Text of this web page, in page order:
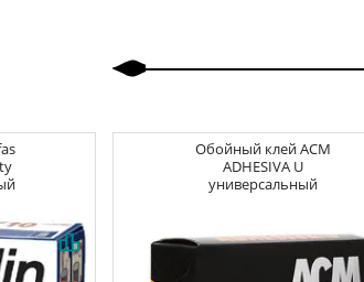
Обойный клейACM
ADHESIVA U
универсальный